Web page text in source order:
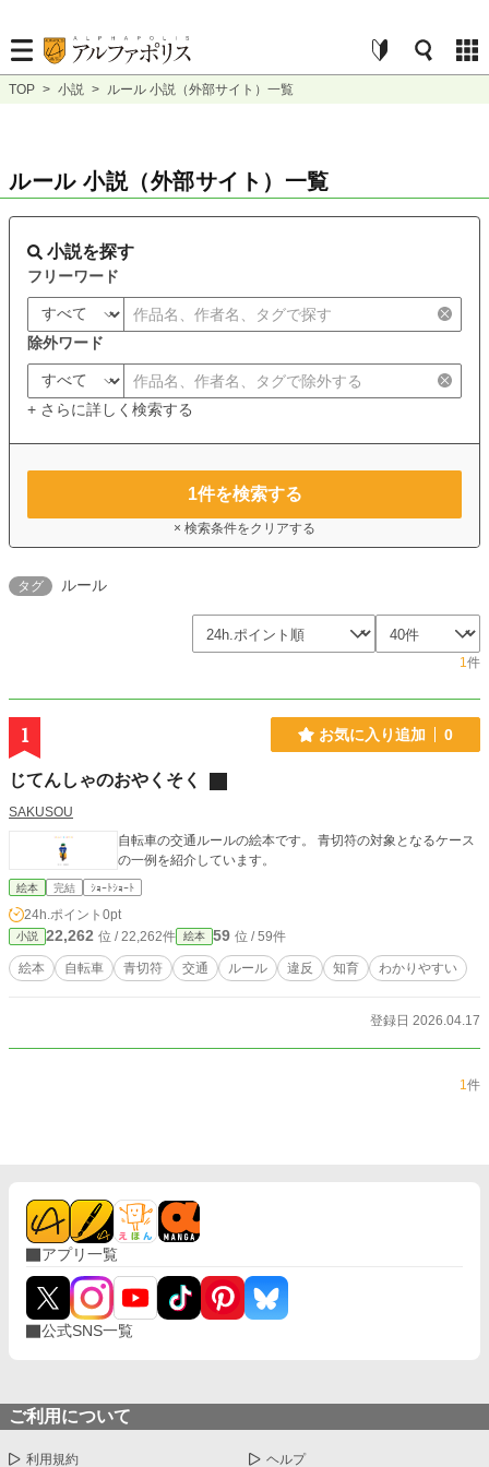
TOP > 小説 > ルール 小説（外部サイト）一覧
ルール 小説（外部サイト）一覧
小説を探す
フリーワード
除外ワード
+ さらに詳しく検索する
1件を検索する
× 検索条件をクリアする
タグ ルール
1件
1 お気に入り追加 0
じてんしゃのおやくそく
SAKUSOU
自転車の交通ルールの絵本です。 青切符の対象となるケース
の一例を紹介しています。
絵本 完結 ｼｮｰﾄｼｮｰﾄ
24h.ポイント 0pt
小説 22,262 位 / 22,262件 絵本 59 位 / 59件
絵本 自転車 青切符 交通 ルール 違反 知育 わかりやすい
登録日 2026.04.17
1件
アプリ一覧
公式SNS一覧
ご利用について
利用規約 ヘルプ